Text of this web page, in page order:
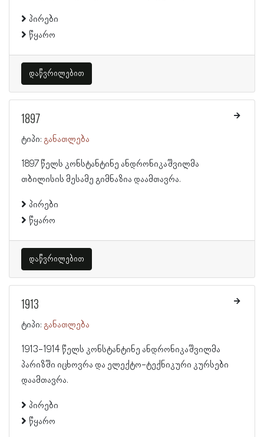
პირები
წყარო
დაწვრილებით
1897
ტიპი: განათლება
1897 წელს კონსტანტინე ანდრონიკაშვილმა
თბილისის მესამე გიმნაზია დაამთავრა.
პირები
წყარო
დაწვრილებით
1913
ტიპი: განათლება
1913-1914 წელს კონსტანტინე ანდრონიკაშვილმა
პარიზში იცხოვრა და ელექტო-ტექნიკური კურსები
დაამთავრა.
პირები
წყარო